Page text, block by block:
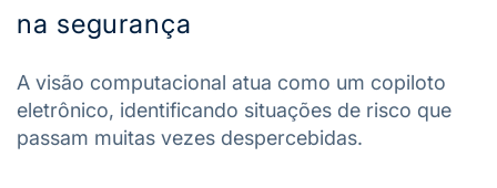
na segurança
A visão computacional atua como um copiloto
eletrônico, identificando situações de risco que
passam muitas vezes despercebidas.